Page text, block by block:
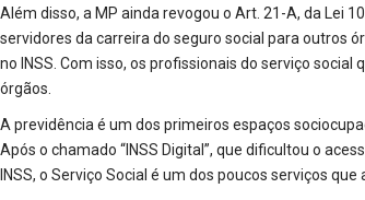
Além disso, a MP ainda revogou o Art. 21-A, da Lei
servidores da carreira do seguro social para outros
no INSS. Com isso, os profissionais do serviço
órgãos.
A previdência é um dos primeiros espaços
Após o chamado “INSS Digital”, que dificultou o
INSS, o Serviço Social é um dos poucos serviços